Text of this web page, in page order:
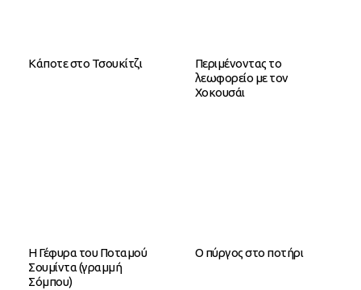
Κάποτε στο Τσουκίτζι
Περιμένοντας το
λεωφορείο με τον
Χοκουσάι
Η Γέφυρα του Ποταμού
Σουμίντα (γραμμή
Σόμπου)
O πύργος στο ποτήρι